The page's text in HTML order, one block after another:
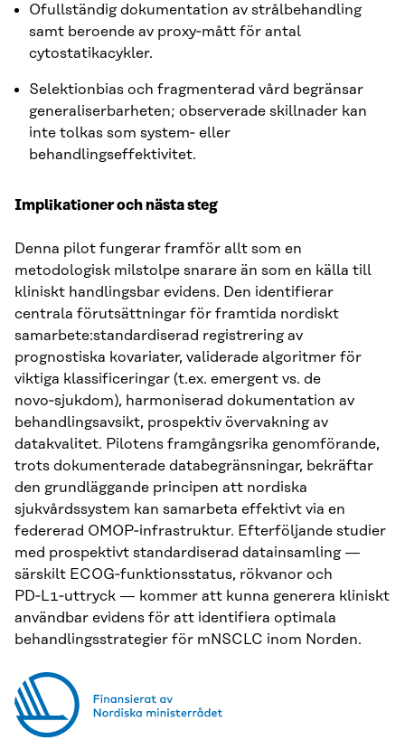
Ofullständig dokumentation av strålbehandling
samt beroende av proxy‑mått för antal
cytostatikacykler.
Selektionbias och fragmenterad vård begränsar
generaliserbarheten; observerade skillnader kan
inte tolkas som system‑ eller
behandlingseffektivitet.
Implikationer och nästa steg
Denna pilot fungerar framför allt som en
metodologisk milstolpe snarare än som en källa till
kliniskt handlingsbar evidens. Den identifierar
centrala förutsättningar för framtida nordiskt
samarbete:standardiserad registrering av
prognostiska kovariater, validerade algoritmer för
viktiga klassificeringar (t.ex. emergent vs. de
novo‑sjukdom), harmoniserad dokumentation av
behandlingsavsikt, prospektiv övervakning av
datakvalitet. Pilotens framgångsrika genomförande,
trots dokumenterade databegränsningar, bekräftar
den grundläggande principen att nordiska
sjukvårdssystem kan samarbeta effektivt via en
federerad OMOP‑infrastruktur. Efterföljande studier
med prospektivt standardiserad datainsamling —
särskilt ECOG‑funktionsstatus, rökvanor och
PD‑L1‑uttryck — kommer att kunna generera kliniskt
användbar evidens för att identifiera optimala
behandlingsstrategier för mNSCLC inom Norden.